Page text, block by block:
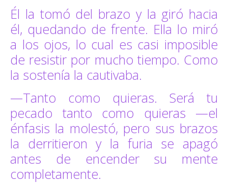
Él la tomó del brazo y la giró hacia
él, quedando de frente. Ella lo miró
a los ojos, lo cual es casi imposible
de resistir por mucho tiempo. Como
la sostenía la cautivaba.
—Tanto como quieras. Será tu
pecado tanto como quieras —el
énfasis la molestó, pero sus brazos
la derritieron y la furia se apagó
antes de encender su mente
completamente.